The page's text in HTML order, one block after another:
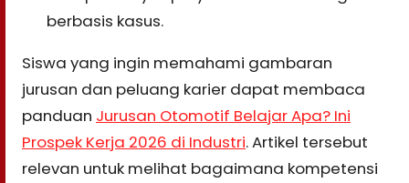
berbasis kasus.
Siswa yang ingin memahami gambaran
jurusan dan peluang karier dapat membaca
panduan Jurusan Otomotif Belajar Apa? Ini
Prospek Kerja 2026 di Industri. Artikel tersebut
relevan untuk melihat bagaimana kompetensi